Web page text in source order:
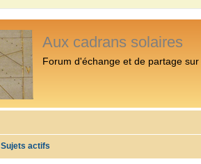
Aux cadrans solaires
Forum d'échange et de partage
Sujets actifs